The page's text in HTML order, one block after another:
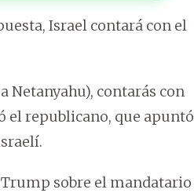
Israel contará con el
Netanyahu), contarás con
el republicano, que apuntó
Trump sobre el mandatario